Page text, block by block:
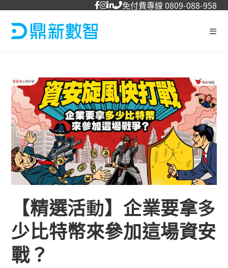
免付費專線 0809-088-958
【精選活動】企業要拿多
少比特幣來參加這場資安
戰？